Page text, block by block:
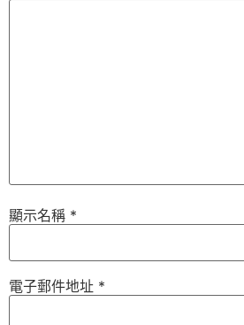
顯示名稱 *
電子郵件地址 *